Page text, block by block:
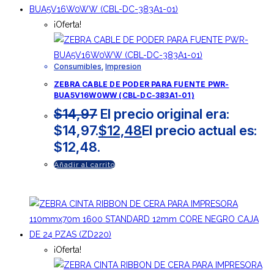
¡Oferta!
Consumibles, Impresion
ZEBRA CABLE DE PODER PARA FUENTE PWR-
BUA5V16W0WW (CBL-DC-383A1-01)
$14,97 El precio original era:
$14,97.$12,48El precio actual es:
$12,48.
Añadir al carrito
¡Oferta!